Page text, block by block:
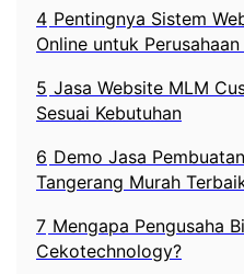
4 Pentingnya Sistem
Online untuk
5 Jasa Website MLM
Sesuai Kebutuhan
6 Demo Jasa
Tangerang Murah
7 Mengapa Pengusaha
Cekotechnology?